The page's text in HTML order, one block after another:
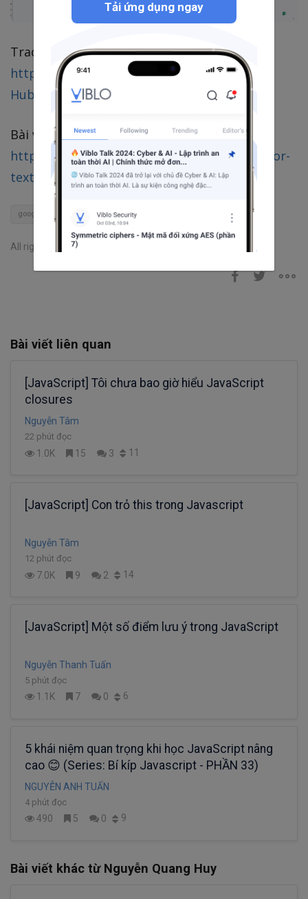
Trao đổi các vấn đề về Google App Script tại:
https://github.com/orgs/Google-Script-
Hub/discussions/1
Bài viết gốc được đăng tải tại:
httpshttps://google-script-hub.github.io/color-
text-google-docs
google app script google docs
All rights reserved
Bài viết liên quan
[JavaScript] Tôi chưa bao giờ hiểu JavaScript
closures
Nguyễn Tâm
22 phút đọc
1.0K 15 3 11
[JavaScript] Con trỏ this trong Javascript
Nguyễn Tâm
12 phút đọc
7.0K 9 2 14
[JavaScript] Một số điểm lưu ý trong JavaScript
Nguyễn Thanh Tuấn
5 phút đọc
1.1K 7 0 6
5 khái niệm quan trọng khi học JavaScript nâng
cao 😊 (Series: Bí kíp Javascript - PHẦN 33)
NGUYỄN ANH TUẤN
4 phút đọc
490 5 0 9
Bài viết khác từ Nguyễn Quang Huy
Tải ứng dụng ngay